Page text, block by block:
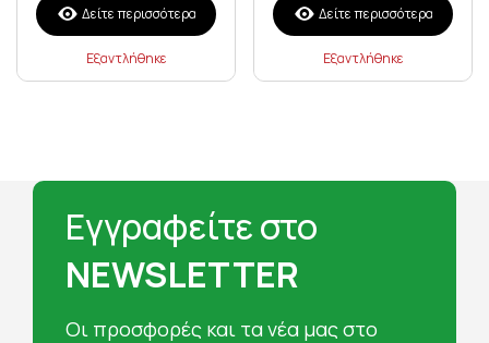
Δείτε περισσότερα
Εξαντλήθηκε
Δείτε περισσότερα
Εξαντλήθηκε
Εγγραφείτε στο
NEWSLETTER
Oι προσφορές και τα νέα μας στο